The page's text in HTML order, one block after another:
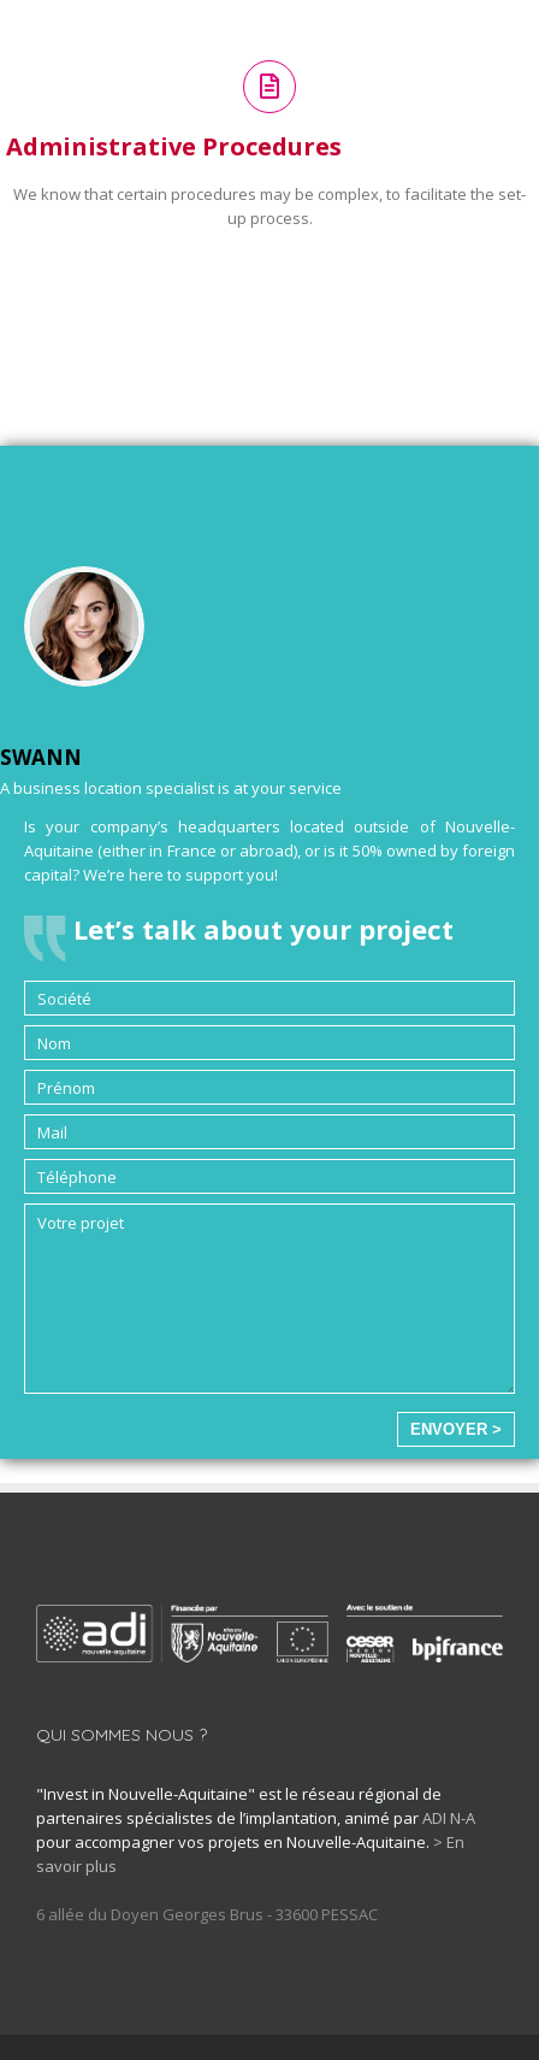
Administrative Procedures
We know that certain procedures may be complex, to facilitate the set-
up process.
SWANN
A business location specialist is at your service
Is your company’s headquarters located outside of Nouvelle-
Aquitaine (either in France or abroad), or is it 50% owned by foreign
capital? We’re here to support you!
Let’s talk about your project
ENVOYER >
QUI SOMMES NOUS ?
"Invest in Nouvelle-Aquitaine" est le réseau régional de
partenaires spécialistes de l’implantation, animé parADI N-A
pour accompagner vos projets en Nouvelle-Aquitaine. > En
savoir plus
6 allée du Doyen Georges Brus - 33600 PESSAC